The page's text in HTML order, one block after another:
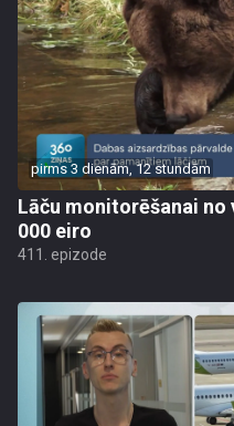
pirms 3 dienām, 12 stundām
Lāču monitorēšanai no
000 eiro
411. epizode